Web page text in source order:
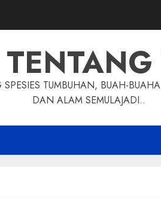
TUMBUHAN, BUAH-
DAN ALAM SEMULAJADI..